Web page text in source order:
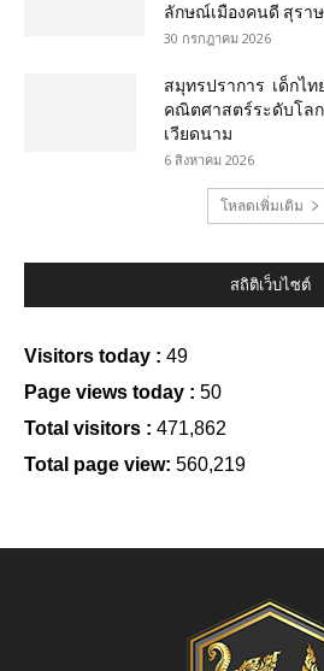
ลักษณ์เมืองคนดี สุรา
30 กรกฎาคม 2026
สมุทรปราการ เด็กไ
คณิตศาสตร์ระดับโลก
เวียดนาม
6 สิงหาคม 2026
โหลดเพิ่มเติม
สถิติเว็บไซต์
Visitors today : 49
Page views today : 50
Total visitors : 471,862
Total page view: 560,219